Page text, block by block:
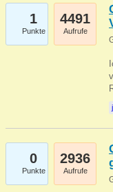
1
Punkte
4491
Aufrufe
0
Punkte
2936
Aufrufe